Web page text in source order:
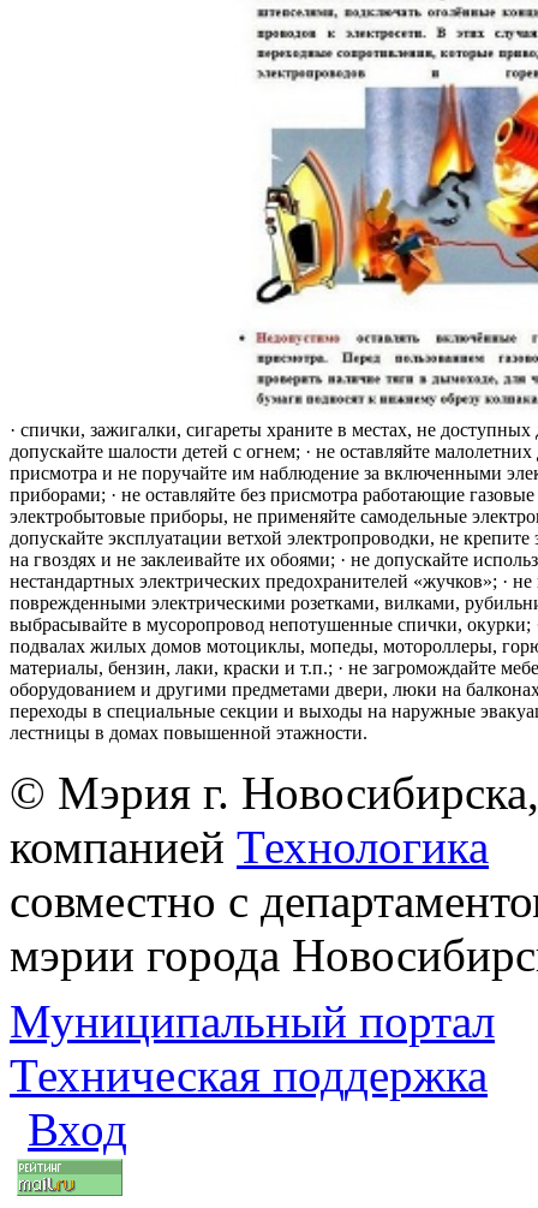
· спички, зажигалки, сигареты храните в местах, не доступных
допускайте шалости детей с огнем; · не оставляйте малолетних
присмотра и не поручайте им наблюдение за включенными
приборами; · не оставляйте без присмотра работающие
электробытовые приборы, не применяйте самодельные
допускайте эксплуатации ветхой электропроводки, не крепите
на гвоздях и не заклеивайте их обоями; · не допускайте
нестандартных электрических предохранителей «жучков»; · не
поврежденными электрическими розетками, вилками,
выбрасывайте в мусоропровод непотушенные спички, окурки;
подвалах жилых домов мотоциклы, мопеды, мотороллеры,
материалы, бензин, лаки, краски и т.п.; · не загромождайте
оборудованием и другими предметами двери, люки на
переходы в специальные секции и выходы на наружные
лестницы в домах повышенной этажности.
© Мэрия г.
компанией Технологика
совместно с
мэрии города
Муниципальный портал
Техническая поддержка
Вход